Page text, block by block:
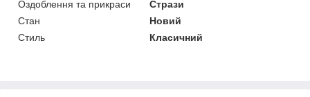
Оздоблення та прикраси
Стрази
Стан
Новий
Стиль
Класичний